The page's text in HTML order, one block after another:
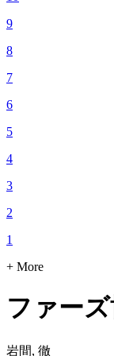
9
8
7
6
5
4
3
2
1
+ More
ファー
岩間, 徹